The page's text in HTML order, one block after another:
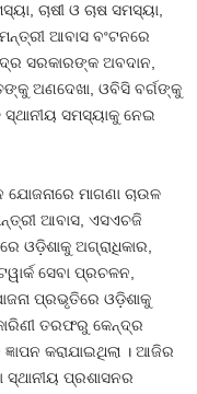
ଚାଷୀ ଓ ଚାଷ ସମସ୍ୟା,
ଆବାସ ବଂଟନରେ
ସରକାରଙ୍କ ଅବଦାନ,
ଅଣଦେଖା, ଓବିସି ବର୍ଗଙ୍କୁ
ସ୍ଥାନୀୟ ସମସ୍ୟାକୁ ନେଇ
ମାଗଣା ଚାଉଳ
ଆବାସ, ଏସଏଚଜି
ଓଡ଼ିଶାକୁ ଅଗ୍ରାଧିକାର,
ସେବା ପ୍ରଚଳନ,
ପ୍ରଭୃତିରେ ଓଡ଼ିଶାକୁ
ତରଫରୁ କେନ୍ଦ୍ର
କରାଯାଇଥିଲା । ଆଜିର
ସ୍ଥାନୀୟ ପ୍ରଶାସନର